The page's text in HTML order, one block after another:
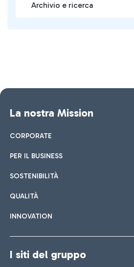
Archivio e ricerca
La nostra Mission
CORPORATE
PER IL BUSINESS
SOSTENIBILITÀ
QUALITÀ
INNOVATION
I siti del gruppo